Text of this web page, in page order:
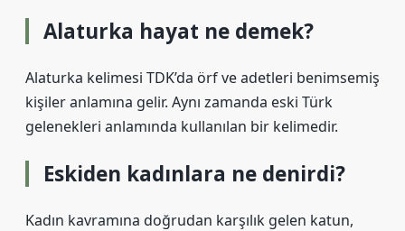
Alaturka hayat ne demek?
Alaturka kelimesi TDK’da örf ve adetleri benimsemiş
kişiler anlamına gelir. Aynı zamanda eski Türk
gelenekleri anlamında kullanılan bir kelimedir.
Eskiden kadınlara ne denirdi?
Kadın kavramına doğrudan karşılık gelen katun,